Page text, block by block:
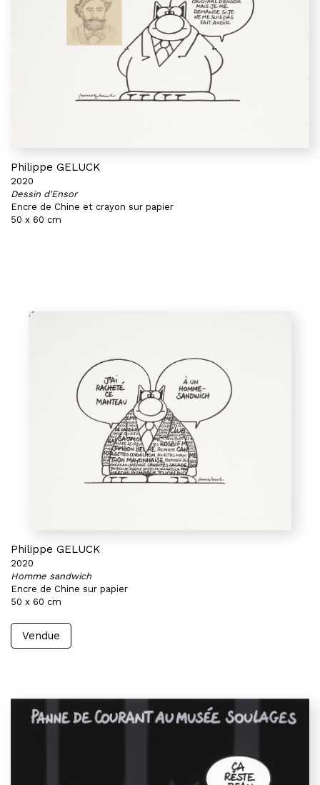
Philippe GELUCK
2020
Dessin d'Ensor
Encre de Chine et crayon sur papier
50 x 60 cm
Philippe GELUCK
2020
Homme sandwich
Encre de Chine sur papier
50 x 60 cm
Vendue